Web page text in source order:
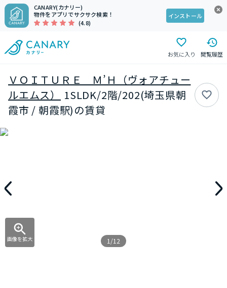
CANARY(カナリー)
物件をアプリでサクサク検索！
(4.8)
インストール
お気に入り 閲覧履歴
ＶＯＩＴＵＲＥ Ｍ’Ｈ（ヴォアチュー
ルエムス）
1SLDK/2階/202(埼玉県朝
霞市 / 朝霞駅)の賃貸
画像を拡大 1/12